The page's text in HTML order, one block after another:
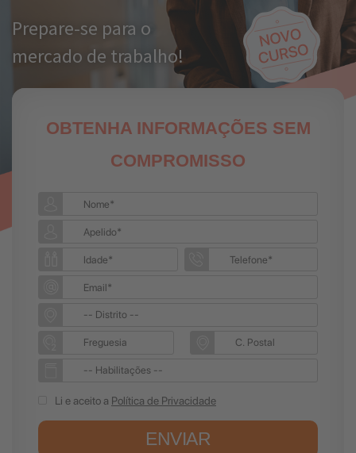
Prepare-se para o
mercado de trabalho!
OBTENHA INFORMAÇÕES SEM
COMPROMISSO
Li e aceito a Política de Privacidade
ENVIAR